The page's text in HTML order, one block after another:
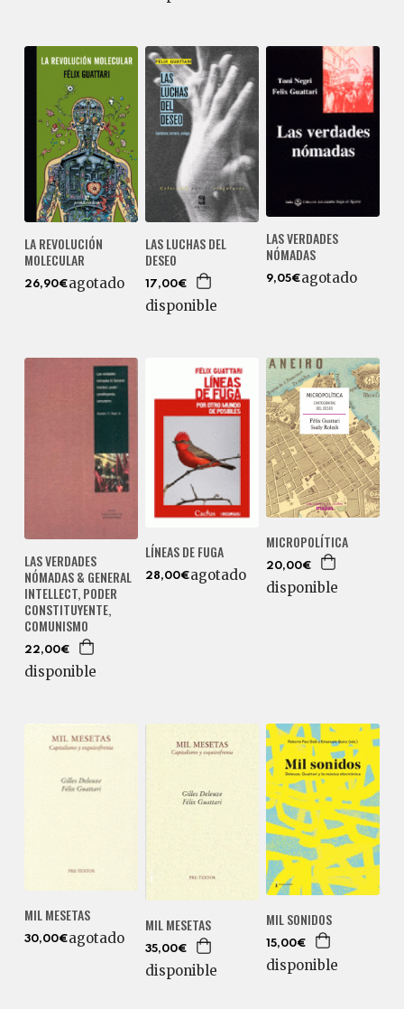
LA REVOLUCIÓN
MOLECULAR
26,90€agotado
LAS LUCHAS DEL
DESEO
17,00€
disponible
LAS VERDADES
NÓMADAS
9,05€agotado
LAS VERDADES
NÓMADAS & GENERAL
INTELLECT, PODER
CONSTITUYENTE,
COMUNISMO
22,00€
disponible
LÍNEAS DE FUGA
28,00€agotado
MICROPOLÍTICA
20,00€
disponible
MIL MESETAS
30,00€agotado
MIL MESETAS
35,00€
disponible
MIL SONIDOS
15,00€
disponible